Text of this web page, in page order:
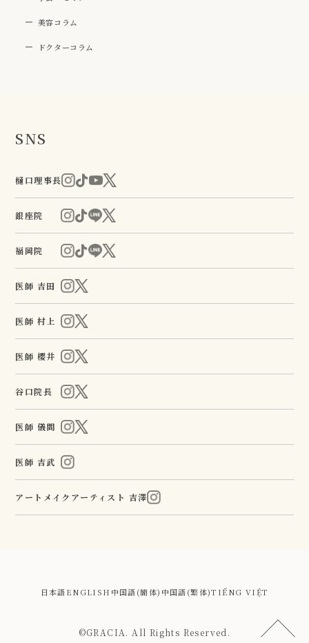
美容コラム
ドクターコラム
SNS
樋口理事長
銀座院
福岡院
医師 吉田
医師 村上
医師 櫻井
谷口院長
医師 儀間
医師 吉武
アートメイクアーティスト 吉澤
日本語ENGLISH 中国語(簡体) 中国語(繁体)TIẾNG VIỆT
©GRACIA. All Rights Reserved.